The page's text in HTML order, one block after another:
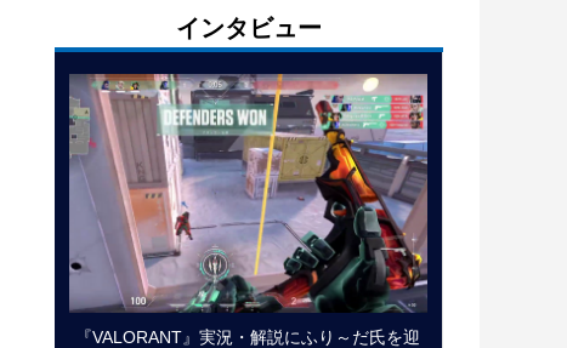
インタビュー
『VALORANT』実況・解説にふり～だ氏を迎